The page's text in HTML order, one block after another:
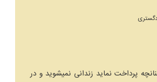
پرداخت نماید زندانی نمیشوید و در